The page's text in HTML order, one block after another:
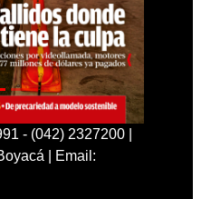
- (042) 2327200 |
| Email: